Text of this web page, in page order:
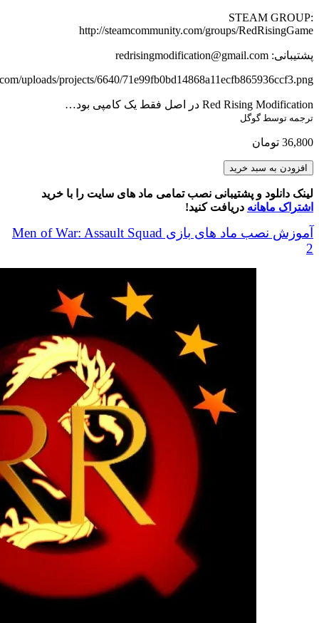
STEAM GROUP:
http://steamcommunity.com/groups/RedRisingGame
پشتیبانی: redrisingmodification@gmail.com
uploads/projects/6640/71e99fb0bd14868a11ecfb865936ccf3.png
Red Rising Modification در اصل فقط یک کامپی بود…
ترجمه توسط گوگل
36,800 تومان
Red
Rising
Modification
3.3
BETA
عدد
افزودن به سبد خرید
لینک دانلود و پشتیبانی نصب تمامی ماد های سایت را با خرید
اشتراک ماهانه دریافت کنید!
آموزش نصب ماد های بازی Men of War: Assault Squad
2